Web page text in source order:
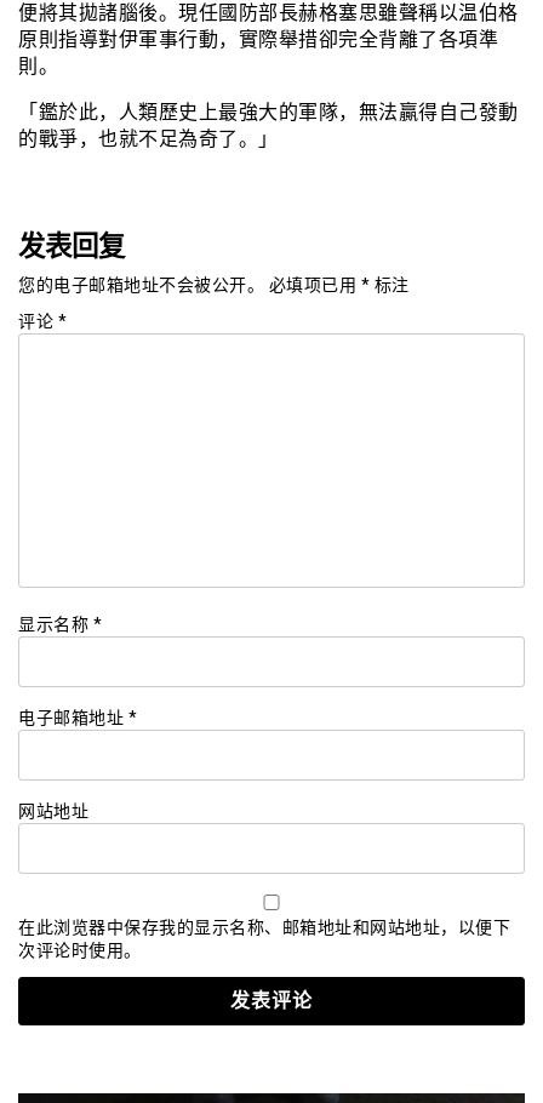
便將其拋諸腦後。現任國防部長赫格塞思雖聲稱以温伯格
原則指導對伊軍事行動，實際舉措卻完全背離了各項準
則。
「鑑於此，人類歷史上最強大的軍隊，無法贏得自己發動
的戰爭，也就不足為奇了。」
发表回复
您的电子邮箱地址不会被公开。 必填项已用 * 标注
评论 *
显示名称 *
电子邮箱地址 *
网站地址
在此浏览器中保存我的显示名称、邮箱地址和网站地址，以便下
次评论时使用。